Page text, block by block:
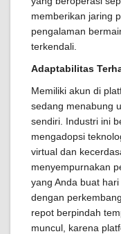
memberikan jaring
pengalaman
terkendali.
Adaptabilitas
Memiliki akun di
sedang menabung
sendiri. Industri ini
mengadopsi
virtual dan
menyempurnakan
yang Anda buat
dengan
repot berpindah
muncul, karena